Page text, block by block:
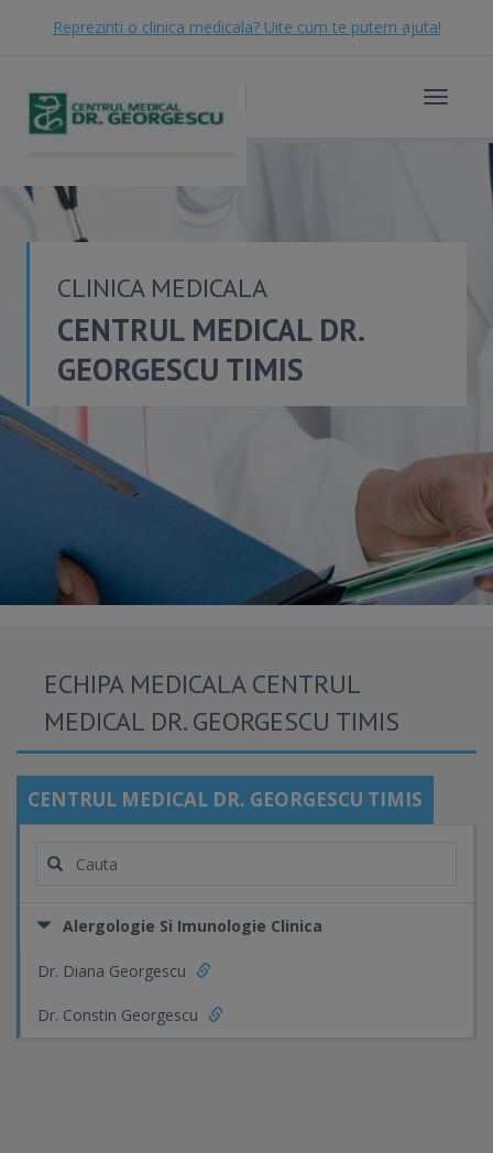
Reprezinti o clinica medicala? Uite cum te putem ajuta!
Toggle
CLINICA MEDICALA
CENTRUL MEDICAL DR.
GEORGESCU TIMIS
ECHIPA MEDICALA CENTRUL
MEDICAL DR. GEORGESCU TIMIS
CENTRUL MEDICAL DR. GEORGESCU TIMIS
Alergologie Si Imunologie Clinica
Dr. Diana Georgescu
Dr. Constin Georgescu